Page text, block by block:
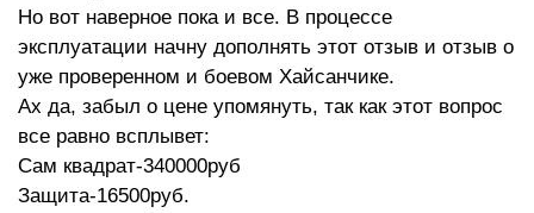
Но вот наверное пока и все. В процессе
эксплуатации начну дополнять этот отзыв и отзыв о
уже проверенном и боевом Хайсанчике.
Ах да, забыл о цене упомянуть, так как этот вопрос
все равно всплывет:
Сам квадрат-340000руб
Защита-16500руб.